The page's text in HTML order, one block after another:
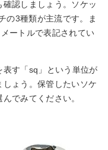
認しましょう。ソケッ
の3種類が主流です。ま
ートルで表記されてい
す「sq」という単位が
ょう。保管したいソケ
でみてください。